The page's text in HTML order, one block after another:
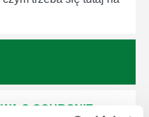
O OCHRONIE